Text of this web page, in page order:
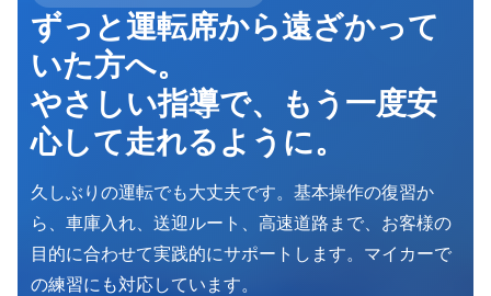
ずっと運転席から遠ざかって
いた方へ。
やさしい指導で、もう一度安
心して走れるように。
久しぶりの運転でも大丈夫です。基本操作の復習か
ら、車庫入れ、送迎ルート、高速道路まで、お客様の
目的に合わせて実践的にサポートします。マイカーで
の練習にも対応しています。